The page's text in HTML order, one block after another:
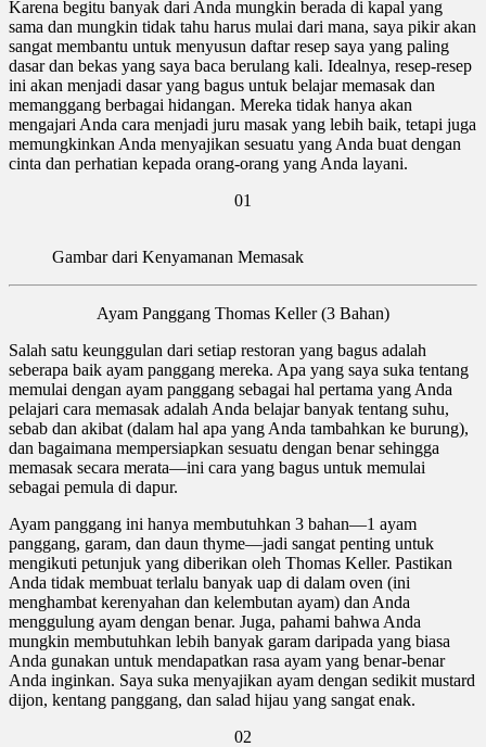
Karena begitu banyak dari Anda mungkin berada di kapal yang
sama dan mungkin tidak tahu harus mulai dari mana, saya pikir akan
sangat membantu untuk menyusun daftar resep saya yang paling
dasar dan bekas yang saya baca berulang kali. Idealnya, resep-resep
ini akan menjadi dasar yang bagus untuk belajar memasak dan
memanggang berbagai hidangan. Mereka tidak hanya akan
mengajari Anda cara menjadi juru masak yang lebih baik, tetapi juga
memungkinkan Anda menyajikan sesuatu yang Anda buat dengan
cinta dan perhatian kepada orang-orang yang Anda layani.
01
Gambar dari Kenyamanan Memasak
Ayam Panggang Thomas Keller (3 Bahan)
Salah satu keunggulan dari setiap restoran yang bagus adalah
seberapa baik ayam panggang mereka. Apa yang saya suka tentang
memulai dengan ayam panggang sebagai hal pertama yang Anda
pelajari cara memasak adalah Anda belajar banyak tentang suhu,
sebab dan akibat (dalam hal apa yang Anda tambahkan ke burung),
dan bagaimana mempersiapkan sesuatu dengan benar sehingga
memasak secara merata—ini cara yang bagus untuk memulai
sebagai pemula di dapur.
Ayam panggang ini hanya membutuhkan 3 bahan—1 ayam
panggang, garam, dan daun thyme—jadi sangat penting untuk
mengikuti petunjuk yang diberikan oleh Thomas Keller. Pastikan
Anda tidak membuat terlalu banyak uap di dalam oven (ini
menghambat kerenyahan dan kelembutan ayam) dan Anda
menggulung ayam dengan benar. Juga, pahami bahwa Anda
mungkin membutuhkan lebih banyak garam daripada yang biasa
Anda gunakan untuk mendapatkan rasa ayam yang benar-benar
Anda inginkan. Saya suka menyajikan ayam dengan sedikit mustard
dijon, kentang panggang, dan salad hijau yang sangat enak.
02